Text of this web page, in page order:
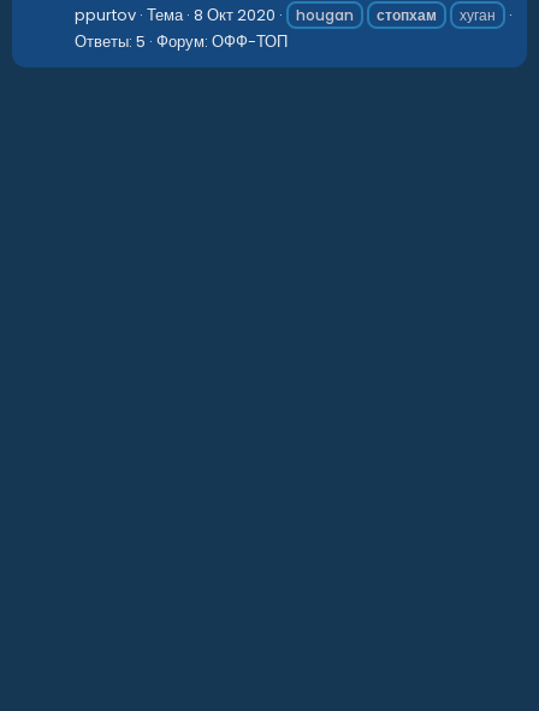
ppurtov Тема 8 Окт 2020 hougan стопхам хуган
Ответы: 5 Форум: ОФФ-ТОП